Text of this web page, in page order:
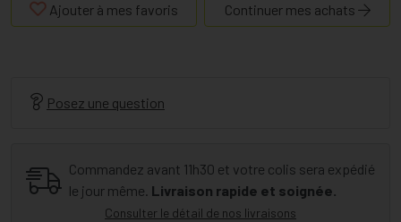
Ajouter à mes favoris Continuer mes achats
Posez une question
Commandez avant 11h30 et votre colis sera expédié
le jour même. Livraison rapide et soignée.
Consulter le détail de nos livraisons